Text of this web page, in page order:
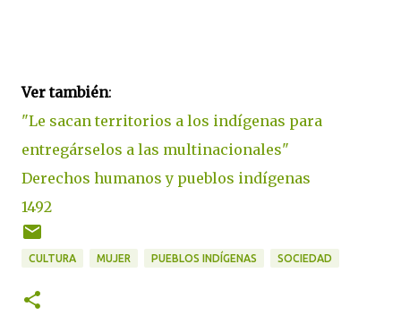
Ver también:
"Le sacan territorios a los indígenas para
entregárselos a las multinacionales"
Derechos humanos y pueblos indígenas
1492
CULTURA MUJER PUEBLOS INDÍGENAS SOCIEDAD